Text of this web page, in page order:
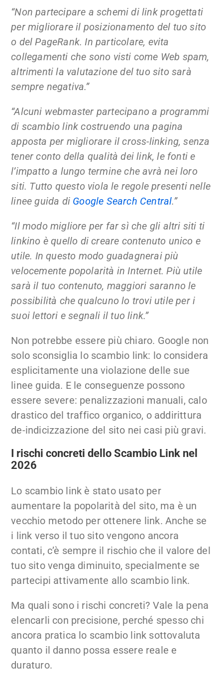
“Non partecipare a schemi di link progettati
per migliorare il posizionamento del tuo sito
o del PageRank. In particolare, evita
collegamenti che sono visti come Web spam,
altrimenti la valutazione del tuo sito sarà
sempre negativa.”
“Alcuni webmaster partecipano a programmi
di scambio link costruendo una pagina
apposta per migliorare il cross-linking, senza
tener conto della qualità dei link, le fonti e
l’impatto a lungo termine che avrà nei loro
siti. Tutto questo viola le regole presenti nelle
linee guida di Google Search Central.”
“Il modo migliore per far sì che gli altri siti ti
linkino è quello di creare contenuto unico e
utile. In questo modo guadagnerai più
velocemente popolarità in Internet. Più utile
sarà il tuo contenuto, maggiori saranno le
possibilità che qualcuno lo trovi utile per i
suoi lettori e segnali il tuo link.”
Non potrebbe essere più chiaro. Google non
solo sconsiglia lo scambio link: lo considera
esplicitamente una violazione delle sue
linee guida. E le conseguenze possono
essere severe: penalizzazioni manuali, calo
drastico del traffico organico, o addirittura
de-indicizzazione del sito nei casi più gravi.
I rischi concreti dello Scambio Link nel
2026
Lo scambio link è stato usato per
aumentare la popolarità del sito, ma è un
vecchio metodo per ottenere link. Anche se
i link verso il tuo sito vengono ancora
contati, c’è sempre il rischio che il valore del
tuo sito venga diminuito, specialmente se
partecipi attivamente allo scambio link.
Ma quali sono i rischi concreti? Vale la pena
elencarli con precisione, perché spesso chi
ancora pratica lo scambio link sottovaluta
quanto il danno possa essere reale e
duraturo.